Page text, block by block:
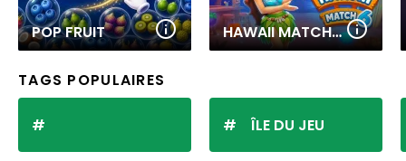
POP FRUIT HAWAII MATCH 6
TAGS POPULAIRES
ÎLE DU JEU